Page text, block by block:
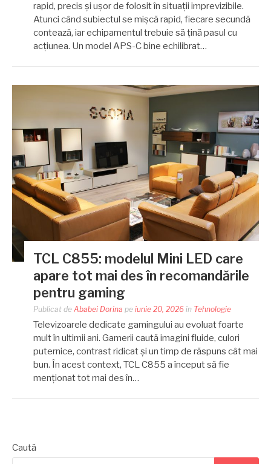
rapid, precis și ușor de folosit în situații imprevizibile.
Atunci când subiectul se mișcă rapid, fiecare secundă
contează, iar echipamentul trebuie să țină pasul cu
acțiunea. Un model APS-C bine echilibrat…
TCL C855: modelul Mini LED care
apare tot mai des în recomandările
pentru gaming
Publicat de Ababei Dorina pe iunie 20, 2026 în Tehnologie
Televizoarele dedicate gamingului au evoluat foarte
mult în ultimii ani. Gamerii caută imagini fluide, culori
puternice, contrast ridicat și un timp de răspuns cât mai
bun. În acest context, TCL C855 a început să fie
menționat tot mai des în…
Caută